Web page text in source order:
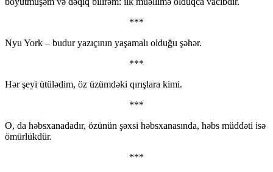
***
Nyu York – budur yazıçının yaşamalı olduğu şəhər.
***
Hər şeyi ütülədim, öz üzümdəki qırışlara kimi.
***
O, da həbsxanadadır, özünün şəxsi həbsxanasında, həbs müddəti isə
ömürlükdür.
***